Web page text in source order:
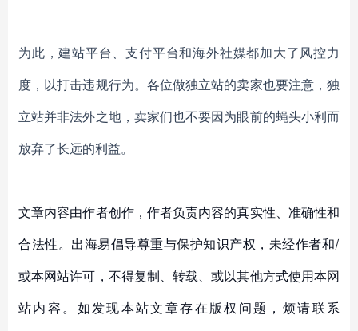
为此，建站平台、支付平台和海外社媒都加大了风控力
度，以打击违规行为。各位做独立站的卖家也要注意，独
立站并非法外之地，卖家们也不要因为眼前的蝇头小利而
放弃了长远的利益。
文章内容由作者创作，作者负责内容的真实性、准确性和
合法性。出海易倡导尊重与保护知识产权，未经作者和/
或本网站许可，不得复制、转载、或以其他方式使用本网
站内容。如发现本站文章存在版权问题，烦请联系